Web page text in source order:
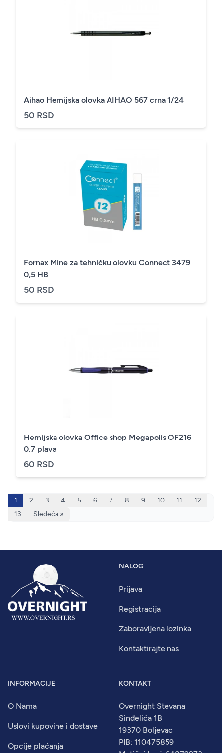
Aihao Hemijska olovka AIHAO 567 crna 1/24
50 RSD
Fornax Mine za tehničku olovku Connect 3479
0,5 HB
50 RSD
Hemijska olovka Office shop Megapolis OF216
0.7 plava
60 RSD
1 2 3 4 5 6 7 8 9 10 11
12
13
Sledeća »
NALOG
Prijava
Registracija
Zaboravljena lozinka
Kontaktirajte nas
INFORMACIJE
O Nama
Uslovi kupovine i dostave
Opcije plaćanja
KONTAKT
Overnight Stevana
Sinđelića 1B
19370 Boljevac
PIB: 110475859